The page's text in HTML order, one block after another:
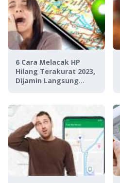
6 Cara Melacak HP
Hilang Terakurat 2023,
Dijamin Langsung